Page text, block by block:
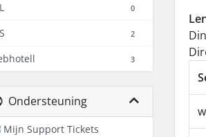
0
2
3
Ondersteuning
Mijn Support Tickets